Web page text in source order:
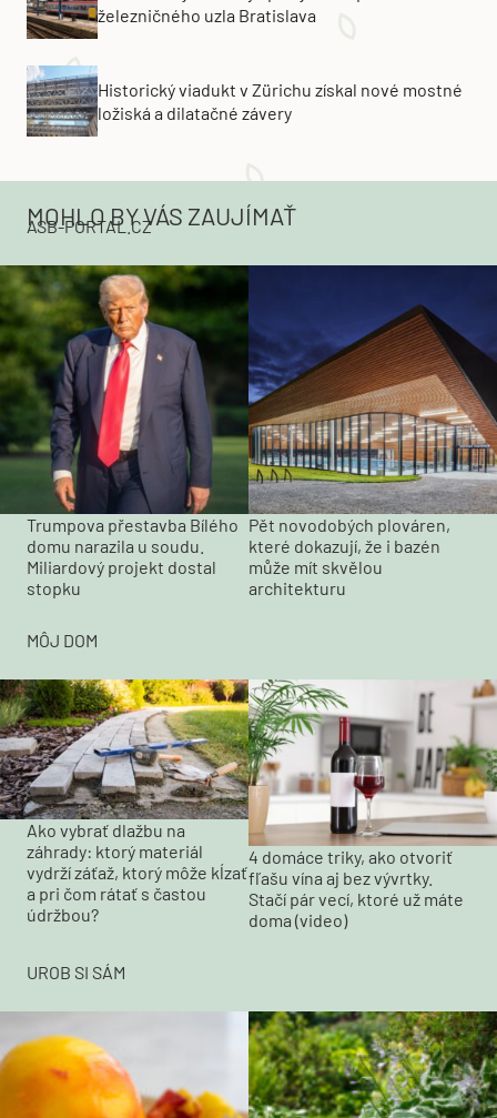
železničného uzla Bratislava
Historický viadukt v Zürichu získal nové mostné
ložiská a dilatačné závery
MOHLO BY VÁS ZAUJÍMAŤ
ASB-PORTAL.CZ
Trumpova přestavba Bílého
domu narazila u soudu.
Miliardový projekt dostal
stopku
Pět novodobých plováren,
které dokazují, že i bazén
může mít skvělou
architekturu
MÔJ DOM
Ako vybrať dlažbu na
záhrady: ktorý materiál
vydrží záťaž, ktorý môže kĺzať
a pri čom rátať s častou
údržbou?
4 domáce triky, ako otvoriť
fľašu vína aj bez vývrtky.
Stačí pár vecí, ktoré už máte
doma (video)
UROB SI SÁM